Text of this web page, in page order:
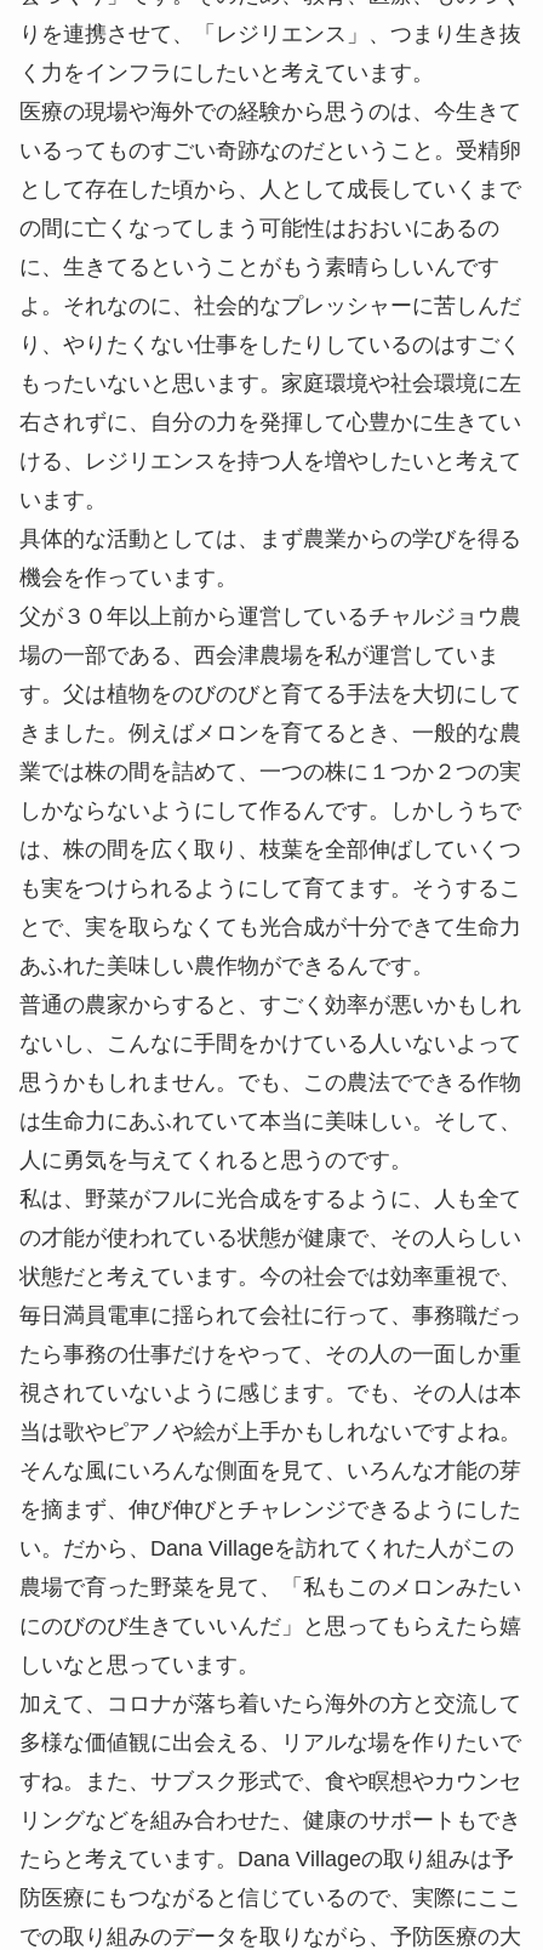
りを連携させて、「レジリエンス」、つまり生き抜
く力をインフラにしたいと考えています。
医療の現場や海外での経験から思うのは、今生きて
いるってものすごい奇跡なのだということ。受精卵
として存在した頃から、人として成長していくまで
の間に亡くなってしまう可能性はおおいにあるの
に、生きてるということがもう素晴らしいんです
よ。それなのに、社会的なプレッシャーに苦しんだ
り、やりたくない仕事をしたりしているのはすごく
もったいないと思います。家庭環境や社会環境に左
右されずに、自分の力を発揮して心豊かに生きてい
ける、レジリエンスを持つ人を増やしたいと考えて
います。
具体的な活動としては、まず農業からの学びを得る
機会を作っています。
父が３０年以上前から運営しているチャルジョウ農
場の一部である、西会津農場を私が運営していま
す。父は植物をのびのびと育てる手法を大切にして
きました。例えばメロンを育てるとき、一般的な農
業では株の間を詰めて、一つの株に１つか２つの実
しかならないようにして作るんです。しかしうちで
は、株の間を広く取り、枝葉を全部伸ばしていくつ
も実をつけられるようにして育てます。そうするこ
とで、実を取らなくても光合成が十分できて生命力
あふれた美味しい農作物ができるんです。
普通の農家からすると、すごく効率が悪いかもしれ
ないし、こんなに手間をかけている人いないよって
思うかもしれません。でも、この農法でできる作物
は生命力にあふれていて本当に美味しい。そして、
人に勇気を与えてくれると思うのです。
私は、野菜がフルに光合成をするように、人も全て
の才能が使われている状態が健康で、その人らしい
状態だと考えています。今の社会では効率重視で、
毎日満員電車に揺られて会社に行って、事務職だっ
たら事務の仕事だけをやって、その人の一面しか重
視されていないように感じます。でも、その人は本
当は歌やピアノや絵が上手かもしれないですよね。
そんな風にいろんな側面を見て、いろんな才能の芽
を摘まず、伸び伸びとチャレンジできるようにした
い。だから、Dana Villageを訪れてくれた人がこの
農場で育った野菜を見て、「私もこのメロンみたい
にのびのび生きていいんだ」と思ってもらえたら嬉
しいなと思っています。
加えて、コロナが落ち着いたら海外の方と交流して
多様な価値観に出会える、リアルな場を作りたいで
すね。また、サブスク形式で、食や瞑想やカウンセ
リングなどを組み合わせた、健康のサポートもでき
たらと考えています。Dana Villageの取り組みは予
防医療にもつながると信じているので、実際にここ
での取り組みのデータを取りながら、予防医療の大